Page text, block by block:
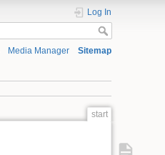
Log In
Media Manager Sitemap
start